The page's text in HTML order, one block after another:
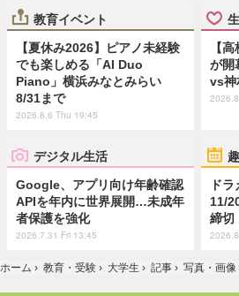
教育イベント
【夏休み2026】ピアノ未経験
でも楽しめる「AI Duo
Piano」横浜みなとみらい
8/31まで
2026.8.6 Thu 19:45
【
が開
vs神
デジタル生活
Google、アプリ向け年齢確認
APIを年内に世界展開…未成年
者保護を強化
2026.7.31 Fri 13:45
ド
11/
締切
ホーム › 教育・受験 › 大学生 › 記事 › 写真・画像